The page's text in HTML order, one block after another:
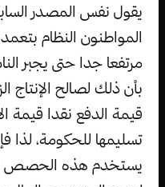
يقول نفس المصدر
المواطنون النظام
مرتفعا جدا حتى يجبر
بأن ذلك لصالح الإنتاج
قيمة الدفع نقدا قيمة
تسليمها للحكومة، لذا
يستخدم هذه الحصص